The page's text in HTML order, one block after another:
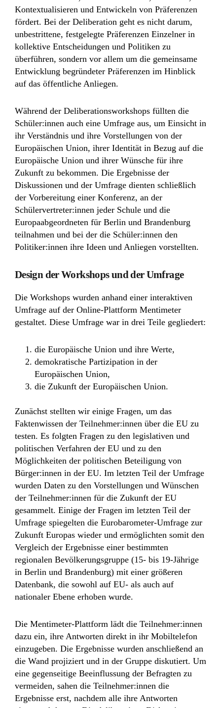
Kontextualisieren und Entwickeln von Präferenzen
fördert. Bei der Deliberation geht es nicht darum,
unbestrittene, festgelegte Präferenzen Einzelner in
kollektive Entscheidungen und Politiken zu
überführen, sondern vor allem um die gemeinsame
Entwicklung begründeter Präferenzen im Hinblick
auf das öffentliche Anliegen.
Während der Deliberationsworkshops füllten die
Schüler:innen auch eine Umfrage aus, um Einsicht in
ihr Verständnis und ihre Vorstellungen von der
Europäischen Union, ihrer Identität in Bezug auf die
Europäische Union und ihrer Wünsche für ihre
Zukunft zu bekommen. Die Ergebnisse der
Diskussionen und der Umfrage dienten schließlich
der Vorbereitung einer Konferenz, an der
Schülervertreter:innen jeder Schule und die
Europaabgeordneten für Berlin und Brandenburg
teilnahmen und bei der die Schüler:innen den
Politiker:innen ihre Ideen und Anliegen vorstellten.
Design der Workshops und der Umfrage
Die Workshops wurden anhand einer interaktiven
Umfrage auf der Online-Plattform Mentimeter
gestaltet. Diese Umfrage war in drei Teile gegliedert:
die Europäische Union und ihre Werte,
demokratische Partizipation in der
Europäischen Union,
die Zukunft der Europäischen Union.
Zunächst stellten wir einige Fragen, um das
Faktenwissen der Teilnehmer:innen über die EU zu
testen. Es folgten Fragen zu den legislativen und
politischen Verfahren der EU und zu den
Möglichkeiten der politischen Beteiligung von
Bürger:innen in der EU. Im letzten Teil der Umfrage
wurden Daten zu den Vorstellungen und Wünschen
der Teilnehmer:innen für die Zukunft der EU
gesammelt. Einige der Fragen im letzten Teil der
Umfrage spiegelten die Eurobarometer-Umfrage zur
Zukunft Europas wieder und ermöglichten somit den
Vergleich der Ergebnisse einer bestimmten
regionalen Bevölkerungsgruppe (15- bis 19-Jährige
in Berlin und Brandenburg) mit einer größeren
Datenbank, die sowohl auf EU- als auch auf
nationaler Ebene erhoben wurde.
Die Mentimeter-Plattform lädt die Teilnehmer:innen
dazu ein, ihre Antworten direkt in ihr Mobiltelefon
einzugeben. Die Ergebnisse wurden anschließend an
die Wand projiziert und in der Gruppe diskutiert. Um
eine gegenseitige Beeinflussung der Befragten zu
vermeiden, sahen die Teilnehmer:innen die
Ergebnisse erst, nachdem alle ihre Antworten